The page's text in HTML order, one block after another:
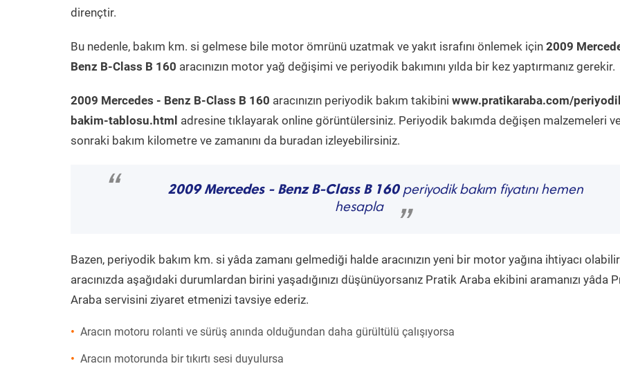
dirençtir.
Bu nedenle, bakım km. si gelmese bile motor ömrünü uzatmak ve yakıt israfını önlemek için 2009
Benz B-Class B 160 aracınızın motor yağ değişimi ve periyodik bakımını yılda bir kez yaptırmanız gerekir.
2009 Mercedes - Benz B-Class B 160 aracınızın periyodik bakım takibini www.pratikaraba.com/
bakim-tablosu.html adresine tıklayarak online görüntülersiniz. Periyodik bakımda değişen malzemeleri
sonraki bakım kilometre ve zamanını da buradan izleyebilirsiniz.
“ 2009 Mercedes - Benz B-Class B 160periyodik bakım fiyatını hemen
hesapla
”
Bazen, periyodik bakım km. si yâda zamanı gelmediği halde aracınızın yeni bir motor yağına ihtiyacı
aracınızda aşağıdaki durumlardan birini yaşadığınızı düşünüyorsanız Pratik Araba ekibini aramanızı yâda
Araba servisini ziyaret etmenizi tavsiye ederiz.
Aracın motoru rolanti ve sürüş anında olduğundan daha gürültülü çalışıyorsa
Aracın motorunda bir tıkırtı sesi duyulursa